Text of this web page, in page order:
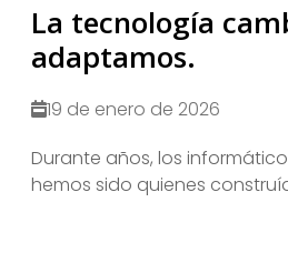
La tecnología
adaptamos.
19 de enero de 2026
​Durante años, los
hemos sido quienes